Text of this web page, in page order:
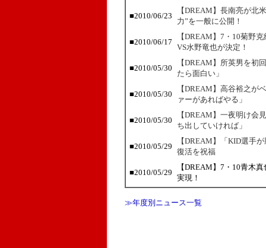
■2010/06/23
【DREAM】長南亮が北
力”を一般に公開！
■2010/06/17
【DREAM】7・10菊野
VS水野竜也が決定！
■2010/05/30
【DREAM】所英男を初
たら面白い」
■2010/05/30
【DREAM】高谷裕之が
ァーがあればやる」
■2010/05/30
【DREAM】一夜明け会
ち出していければ」
■2010/05/29
【DREAM】「KID選手
復活を祝福
■2010/05/29
【DREAM】7・10青木
実現！
≫年度別ニュース一覧